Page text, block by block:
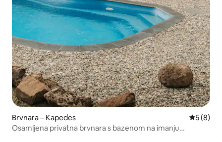
Brvnara – Kapedes
5 (8)
Osamljena privatna brvnara s bazenom na imanju